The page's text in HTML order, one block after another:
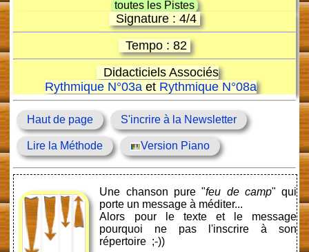
toutes les Pistes
Signature : 4/4
Tempo : 82
Didacticiels Associés
Rythmique N°03a et Rythmique N°08a
Haut de page S'incrire à la Newsletter
Lire la Méthode Version Piano
Une chanson pure "feu de camp" qui
porte un message à méditer...
Alors pour le texte et le message
pourquoi ne pas l'inscrire à son
répertoire ;-))